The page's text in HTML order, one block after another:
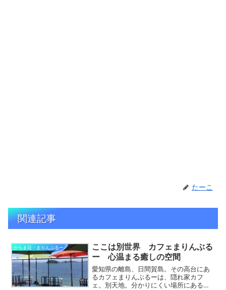
たーこ
関連記事
かちま荘・まりんぶるー
ここは別世界 カフェまりんぶる
ー 心温まる癒しの空間
愛知県の離島、日間賀島。その高台にあ
るカフェまりんぶるーは、隠れ家カフ
ェ。別天地。分かりにくい場所にあるけ